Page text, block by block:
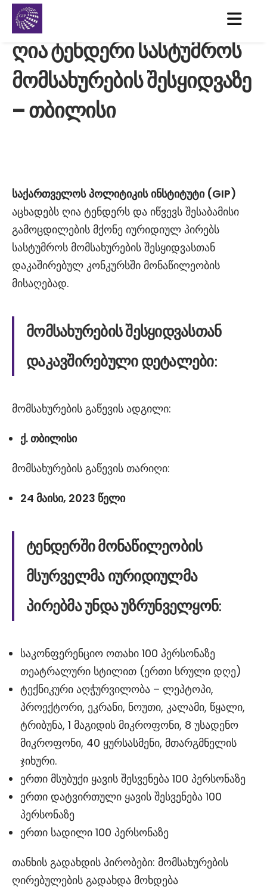
ღია ტენდერი სასტუმროს
მომსახურების შესყიდვაზე
– თბილისი
საქართველოს პოლიტიკის ინსტიტუტი(GIP)
აცხადებს ღია ტენდერს და იწვევს შესაბამისი
გამოცდილების მქონე იურიდიულ პირებს
სასტუმროს მომსახურების შესყიდვასთან
დაკაშირებულ კონკურსში მონაწილეობის
მისაღებად.
მომსახურებისშესყიდვასთან
დაკავშირებული დეტალები:
მომსახურების გაწევის ადგილი:
ქ. თბილისი
მომსახურების გაწევის თარიღი:
24 მაისი, 2023 წელი
ტენდერში მონაწილეობის
მსურველმა იურიდიულმა
პირებმა უნდა უზრუნველყონ:
საკონფერენციო ოთახი 100 პერსონაზე
თეატრალური სტილით (ერთი სრული დღე)
ტექნიკური აღჭურვილობა – ლეპტოპი,
პროექტორი, ეკრანი, ნოუთი, კალამი, წყალი,
ტრიბუნა, 1 მაგიდის მიკროფონი, 8 უსადენო
მიკროფონი, 40 ყურსასმენი, მთარგმნელის
ჯიხური.
ერთი მსუბუქი ყავის შესვენება 100 პერსონაზე
ერთი დატვირთული ყავის შესვენება 100
პერსონაზე
ერთი სადილი 100 პერსონაზე
თანხის გადახდის პირობები: მომსახურების
ღირებულების გადახდა მოხდება